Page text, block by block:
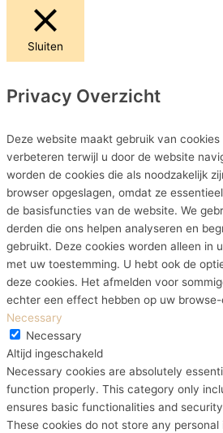
Sluiten
Privacy Overzicht
Deze website maakt gebruik van
verbeteren terwijl u door de website
worden de cookies die als noodzakelijk
browser opgeslagen, omdat ze
de basisfuncties van de website. We
derden die ons helpen analyseren en
gebruikt. Deze cookies worden alleen in
met uw toestemming. U hebt ook de
deze cookies. Het afmelden voor
echter een effect hebben op uw
Necessary
Necessary
Altijd ingeschakeld
Necessary cookies are absolutely
function properly. This category only
ensures basic functionalities and
These cookies do not store any personal